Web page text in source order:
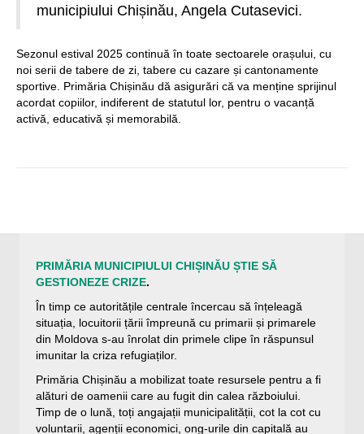
municipiului Chișinău, Angela Cutasevici.
Sezonul estival 2025 continuă în toate sectoarele orașului, cu
noi serii de tabere de zi, tabere cu cazare și cantonamente
sportive. Primăria Chișinău dă asigurări că va menține sprijinul
acordat copiilor, indiferent de statutul lor, pentru o vacanță
activă, educativă și memorabilă.
PRIMĂRIA MUNICIPIULUI CHIȘINĂU ȘTIE SĂ
GESTIONEZE CRIZE.
În timp ce autoritățile centrale încercau să înțeleagă
situația, locuitorii țării împreună cu primarii și primarele
din Moldova s-au înrolat din primele clipe în răspunsul
imunitar la criza refugiaților.
Primăria Chișinău a mobilizat toate resursele pentru a fi
alături de oamenii care au fugit din calea războiului.
Timp de o lună, toți angajații municipalității, cot la cot cu
voluntarii, agenții economici, ong-urile din capitală au